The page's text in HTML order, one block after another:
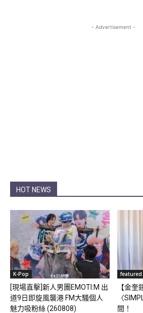
- Advertisement -
HOT NEWS
K-Pop
[現場直擊]新人男團EMOTI:M 出
道9日即旋風襲港 FM大騷個人
魅力吸粉絲 (260808)
featured
【金奎
〈
間！